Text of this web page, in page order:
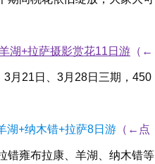
湖+拉萨摄影赏花11日游 （←
月21日、3月28日三期，450
湖+纳木错+拉萨8日游 （←点
错雍布拉康、羊湖、纳木错等